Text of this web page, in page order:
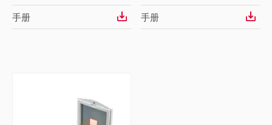
手册
手册